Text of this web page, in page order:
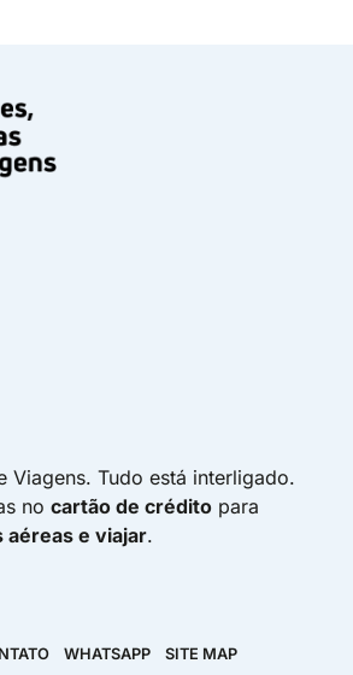
Viagens. Tudo está interligado.
no cartão de crédito para
aéreas e viajar.
WHATSAPP
SITE MAP